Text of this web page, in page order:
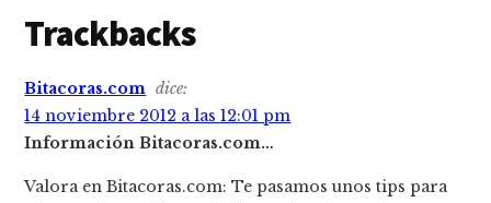
Interacciones
con
los
lectores
Trackbacks
Bitacoras.com dice:
14 noviembre 2012 a las 12:01 pm
Información Bitacoras.com…
Valora en Bitacoras.com: Te pasamos unos tips para